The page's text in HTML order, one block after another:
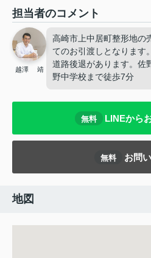
担当者のコメント
越澤 靖
高崎市上中居町整形地の
てのお引渡しとなります
道路後退があります。佐
野中学校まで徒歩7分
無料 LINEから
無料 お問
地図